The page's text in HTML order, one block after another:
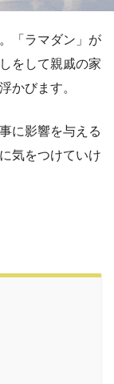
「ラマダン」が
をして親戚の家
かびます。
に影響を与える
気をつけていけ